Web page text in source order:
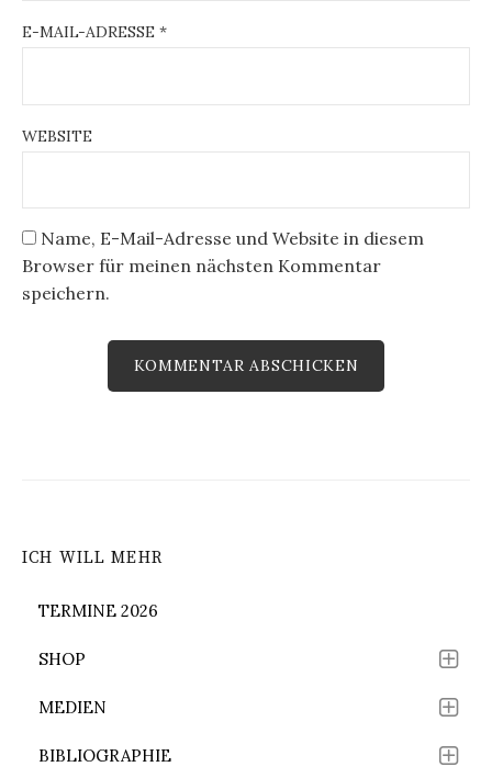
E-MAIL-ADRESSE *
WEBSITE
Name, E-Mail-Adresse und Website in diesem
Browser für meinen nächsten Kommentar
speichern.
ICH WILL MEHR
TERMINE 2026
SHOP
MEDIEN
BIBLIOGRAPHIE